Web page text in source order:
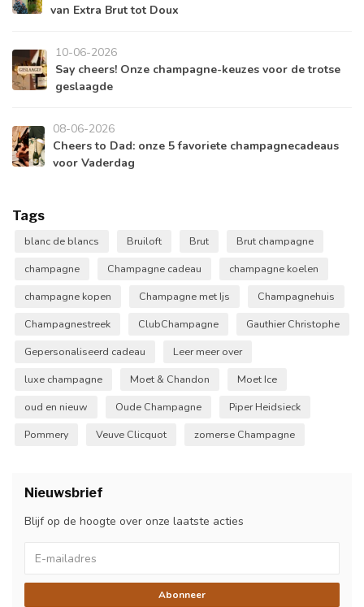
van Extra Brut tot Doux
10-06-2026
Say cheers! Onze champagne-keuzes voor de trotse
geslaagde
08-06-2026
Cheers to Dad: onze 5 favoriete champagnecadeaus
voor Vaderdag
Tags
blanc de blancs Bruiloft Brut
Brut champagne
champagne
Champagne cadeau
champagne koelen
champagne kopen
Champagne met Ijs
Champagnehuis
Champagnestreek
ClubChampagne
Gauthier Christophe
Gepersonaliseerd cadeau
Leer meer over
luxe champagne
Moet & Chandon
Moet Ice
oud en nieuw
Oude Champagne
Piper Heidsieck
Pommery
Veuve Clicquot zomerse Champagne
Nieuwsbrief
Blijf op de hoogte over onze laatste acties
Abonneer